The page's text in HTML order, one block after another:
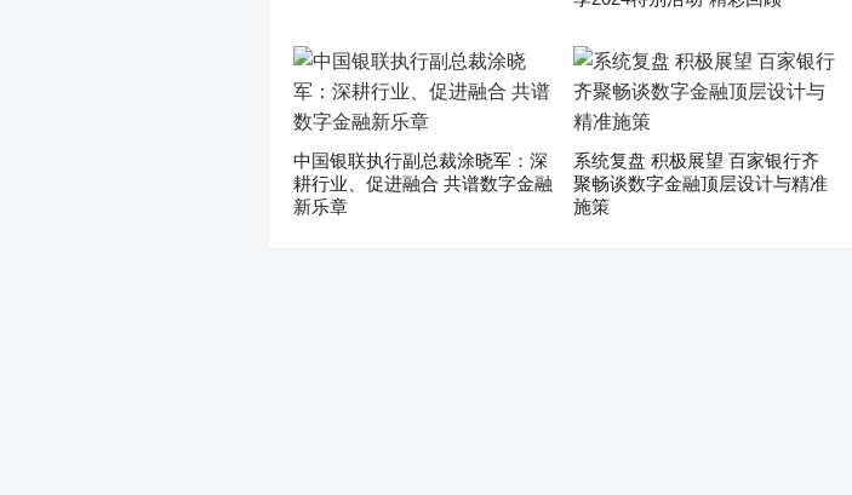
中国银联执行副总裁涂晓军：深
耕行业、促进融合 共谱数字金融
新乐章
系统复盘 积极展望 百家银行齐
聚畅谈数字金融顶层设计与精准
施策